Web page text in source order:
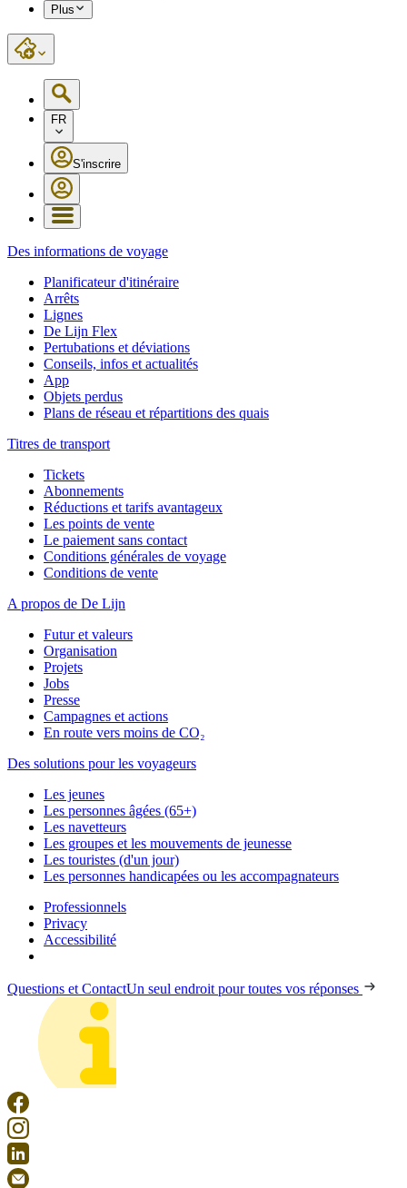
Plus
FR
S'inscrire
Des informations de voyage
Planificateur d'itinéraire
Arrêts
Lignes
De Lijn Flex
Pertubations et déviations
Conseils, infos et actualités
App
Objets perdus
Plans de réseau et répartitions des quais
Titres de transport
Tickets
Abonnements
Réductions et tarifs avantageux
Les points de vente
Le paiement sans contact
Conditions générales de voyage
Conditions de vente
A propos de De Lijn
Futur et valeurs
Organisation
Projets
Jobs
Presse
Campagnes et actions
En route vers moins de CO₂
Des solutions pour les voyageurs
Les jeunes
Les personnes âgées (65+)
Les navetteurs
Les groupes et les mouvements de jeunesse
Les touristes (d'un jour)
Les personnes handicapées ou les accompagnateurs
Professionnels
Privacy
Accessibilité
Questions et ContactUn seul endroit pour toutes vos réponses